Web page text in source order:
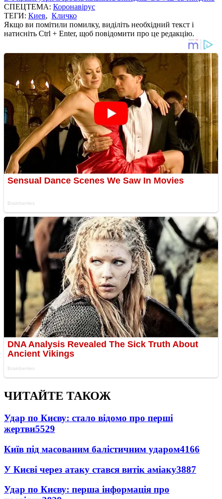
СПЕЦТЕМА: Коронавірус
ТЕГИ: Киев, Кличко
Якщо ви помітили помилку, виділіть необхідний текст і
натисніть Ctrl + Enter, щоб повідомити про це редакцію.
ЧИТАЙТЕ ТАКОЖ
Удар по Києву: стало відомо про перші
жертви5529
Київ під масованим балістичним ударом4166
У Києві через атаку стався витік аміаку3887
Удар по Києву: перша інформація про